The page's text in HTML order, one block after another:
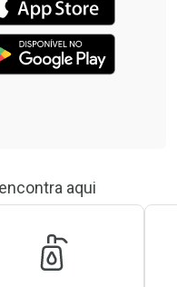
aqui